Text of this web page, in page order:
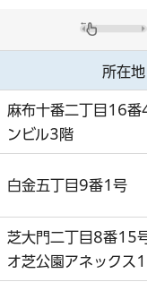
所在地
麻布十番二丁目16番
ンビル3階
白金五丁目9番1号
芝大門二丁目8番15
オ芝公園アネックス1